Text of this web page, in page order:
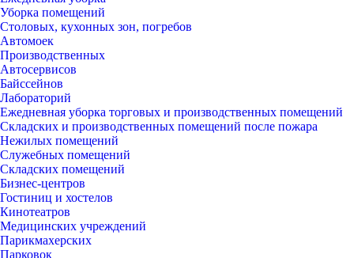
Уборка помещений
Столовых, кухонных зон, погребов
Автомоек
Производственных
Автосервисов
Байссейнов
Лабораторий
Ежедневная уборка торговых и производственных помещений
Складских и производственных помещений после пожара
Нежилых помещений
Служебных помещений
Складских помещений
Бизнес-центров
Гостиниц и хостелов
Кинотеатров
Медицинских учреждений
Парикмахерских
Парковок